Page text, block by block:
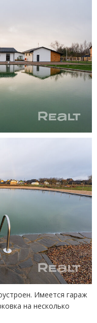
Имеется гараж
на несколько